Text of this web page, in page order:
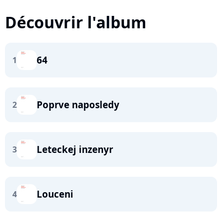
Découvrir l'album
1 64
2 Poprve naposledy
3 Leteckej inzenyr
4 Louceni